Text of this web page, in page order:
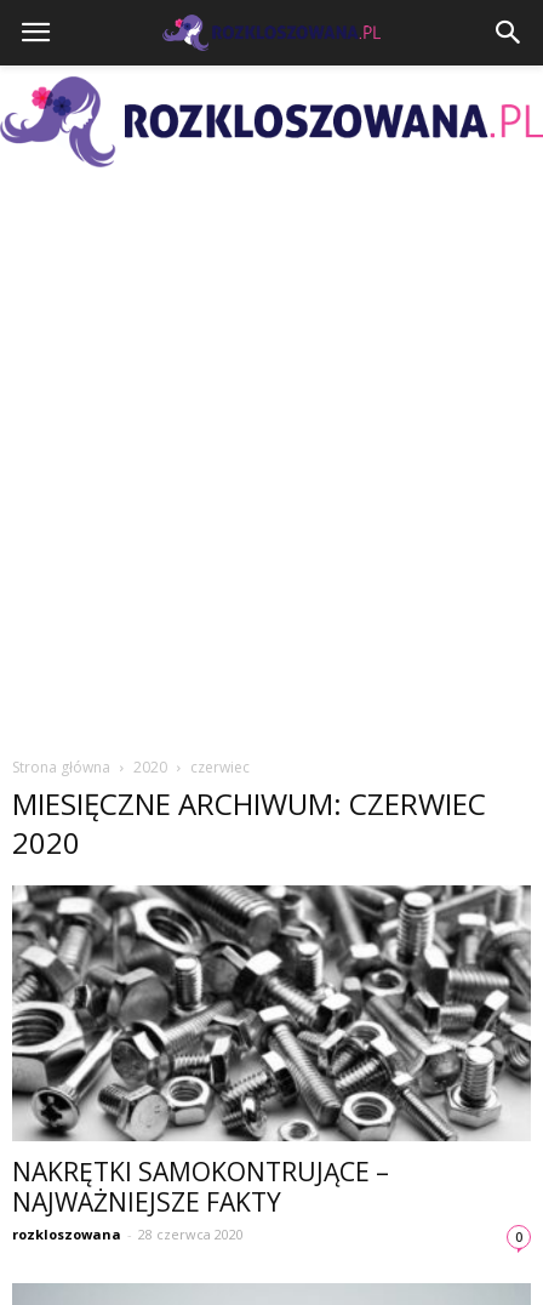
Strona główna 2020 czerwiec
MIESIĘCZNE ARCHIWUM: CZERWIEC
2020
NAKRĘTKI SAMOKONTRUJĄCE –
NAJWAŻNIEJSZE FAKTY
rozkloszowana - 28 czerwca 2020 0